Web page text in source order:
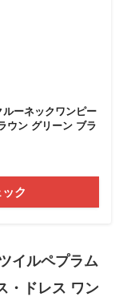
ーネックワンピー
ウン グリーン ブラ
ク
イルペプラム
・ドレス ワン